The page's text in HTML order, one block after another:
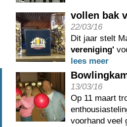
vollen bak
22/03/16
Dit jaar stelt
vereniging'
lees meer
13/03/16
Op 11 maart
voorhand veel